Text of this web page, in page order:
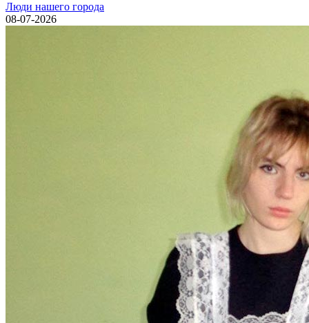
Люди нашего города
08-07-2026